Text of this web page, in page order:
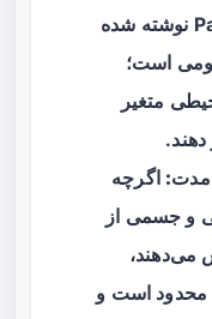
راهنمای تحریری Patient.info نوشته شده
است؛
متغیر
اگرچه
و جسمی از
می‌دهند،
محدود است و